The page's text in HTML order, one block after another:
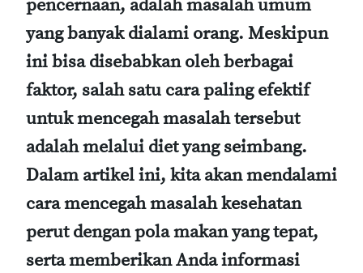
pencernaan, adalah masalah umum
yang banyak dialami orang. Meskipun
ini bisa disebabkan oleh berbagai
faktor, salah satu cara paling efektif
untuk mencegah masalah tersebut
adalah melalui diet yang seimbang.
Dalam artikel ini, kita akan mendalami
cara mencegah masalah kesehatan
perut dengan pola makan yang tepat,
serta memberikan Anda informasi